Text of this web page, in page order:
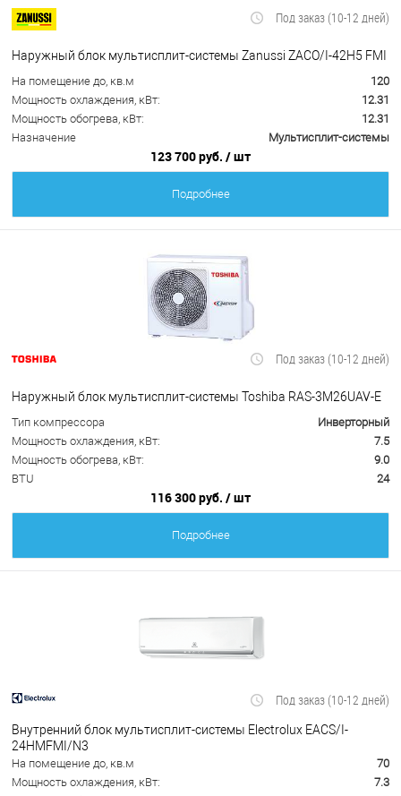
Под заказ (10-12 дней)
Наружный блок мультисплит-системы Zanussi ZACO/I-42H5 FMI
На помещение до, кв.м
120
Мощность охлаждения, кВт:
12.31
Мощность обогрева, кВт:
12.31
Назначение
Мультисплит-системы
123 700 руб. / шт
Подробнее
Под заказ (10-12 дней)
Наружный блок мультисплит-системы Toshiba RAS-3M26UAV-E
Тип компрессора
Инверторный
Мощность охлаждения, кВт:
7.5
Мощность обогрева, кВт:
9.0
BTU
24
116 300 руб. / шт
Подробнее
Под заказ (10-12 дней)
Внутренний блок мультисплит-системы Electrolux EACS/I-
24HMFMI/N3
На помещение до, кв.м
70
Мощность охлаждения, кВт:
7.3